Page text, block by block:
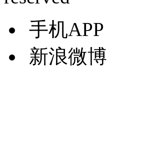
手机APP
新浪微博